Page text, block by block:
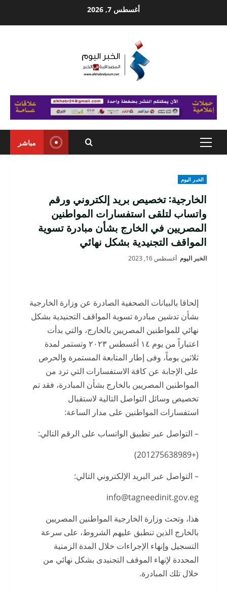
أغسطس 7, 2026
Primary
مباشر
الخبر اليوم
الخارجية: تخصيص بريد إلكتروني ورقم
واتساب لتلقى استفسارات المواطنين
المصريين في الخارج بشأن مبادرة تسوية
المواقف التجنيدية بشكل نهائي
الخبر اليوم أغسطس 16, 2023
إلحاقا بالبيانات الصحفية الصادرة عن وزارة الخارجية
بشأن تدشين مبادرة تسوية المواقف التجنيدية بشكل
نهائي للمواطنين المصريين بالخارج، والتي بدأت
اعتباراً من يوم ١٤ أغسطس ٢٠٢٣ وتستمر لمدة
ثلاثين يوماً، وفى إطار المتابعة المستمرة والحرص
على الإجابة عن كافة الاستفسارات التي ترد من
المواطنين المصريين بالخارج بشأن المبادرة، فقد تم
تخصيص وسائل التواصل التالية لاستقبال
استفسارات المواطنين على مدار الساعة:
– التواصل عبر تطبيق الواتساب على الرقم التالي:
(+201275638989)
– التواصل عبر البريد الإلكتروني التالي:
هذا، وتحث وزارة الخارجية المواطنين المصريين
بالخارج الذين تنطبق عليهم الشروط، على سرعة
التسجيل وإنهاء الإجراءات خلال المدة الزمنية
المحددة لإنهاء الموقف التجنيدى بشكل نهائي من
خلال تلك المبادرة.